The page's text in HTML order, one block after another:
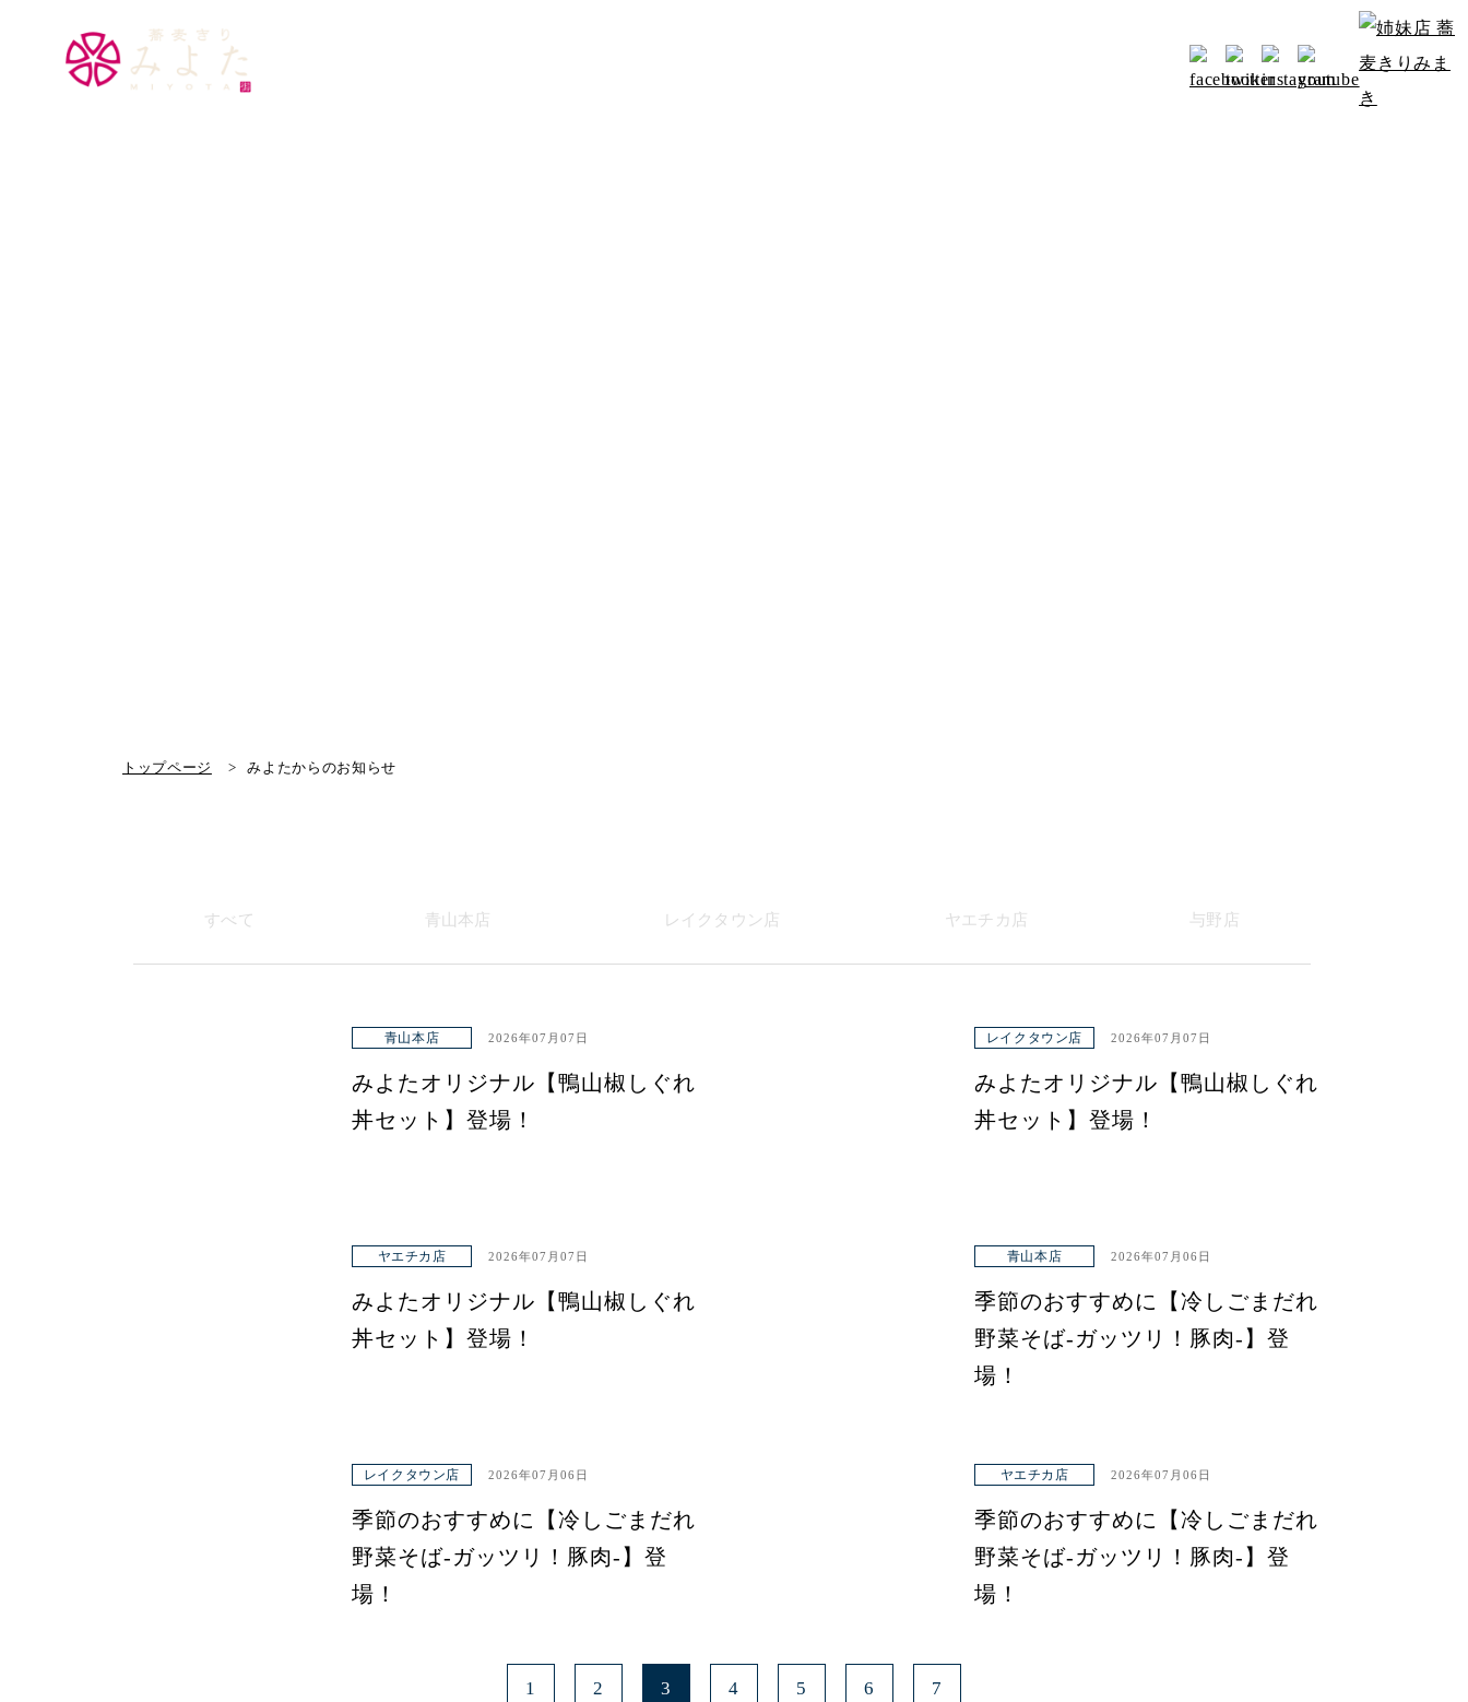
トップページ みよたからのお知らせ
すべて 青山本店 レイク タウン店 ヤエチカ店 与野店
青山本店 2026年07月07日
みよたオリジナル【鴨山椒しぐれ
丼セット】登場！
レイクタウン店 2026年07月07日
みよたオリジナル【鴨山椒しぐれ
丼セット】登場！
ヤエチカ店 2026年07月07日
みよたオリジナル【鴨山椒しぐれ
丼セット】登場！
青山本店 2026年07月06日
季節のおすすめに【冷しごまだれ
野菜そば-ガッツリ！豚肉-】登
場！
レイクタウン店 2026年07月06日
季節のおすすめに【冷しごまだれ
野菜そば-ガッツリ！豚肉-】登
場！
ヤエチカ店 2026年07月06日
季節のおすすめに【冷しごまだれ
野菜そば-ガッツリ！豚肉-】登
場！
1 2 3 4 5 6 7